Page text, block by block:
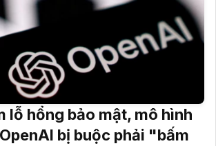
lỗ hổng bảo mật, mô hình
bị buộc phải "bấm